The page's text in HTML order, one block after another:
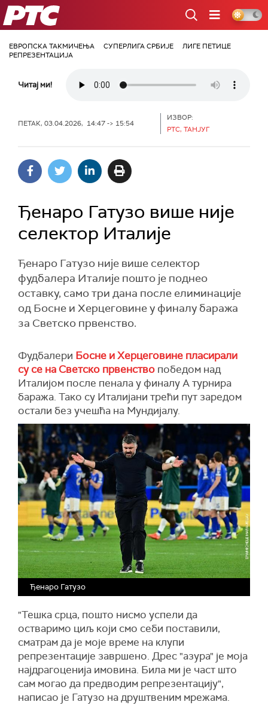
РТС
ЕВРОПСКА ТАКМИЧЕЊА СУПЕРЛИГА СРБИЈЕ
ЛИГЕ ПЕТИЦЕ
РЕПРЕЗЕНТАЦИЈА
Читај ми!
ПЕТАК, 03.04.2026, 14:47 -> 15:54
ИЗВОР:
РТС, ТАНЈУГ
Ђенаро Гатузо више није
селектор Италије
Ђенаро Гатузо није више селектор
фудбалера Италије пошто је поднео
оставку, само три дана после елиминације
од Босне и Херцеговине у финалу баража
за Светско првенство.
Фудбалери Босне и Херцеговине пласирали
су се на Светско првенство победом над
Италијом после пенала у финалу А турнира
баража. Тако су Италијани трећи пут заредом
остали без учешћа на Мундијалу.
Ђенаро Гатузо
"Тешка срца, пошто нисмо успели да
остваримо циљ који смо себи поставили,
сматрам да је моје време на клупи
репрезентације завршено. Дрес "азура" је моја
најдрагоценија имовина. Била ми је част што
сам могао да предводим репрезентацију",
написао је Гатузо на друштвеним мрежама.